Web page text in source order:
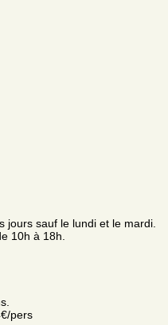
jours sauf le lundi et le mardi.
10h à 18h.
pers